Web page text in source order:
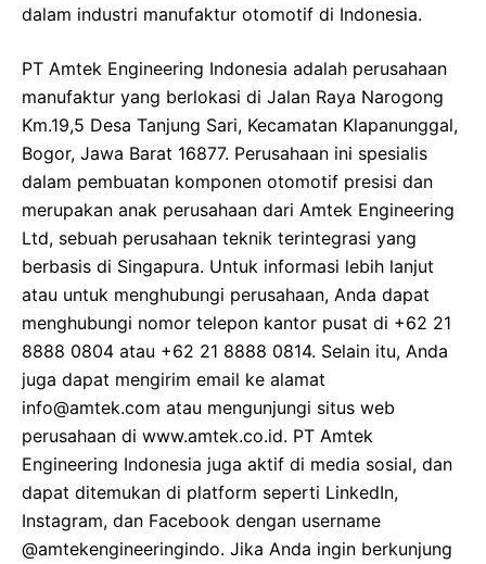
dalam industri manufaktur otomotif di Indonesia.
PT Amtek Engineering Indonesia adalah perusahaan
manufaktur yang berlokasi di Jalan Raya Narogong
Km.19,5 Desa Tanjung Sari, Kecamatan Klapanunggal,
Bogor, Jawa Barat 16877. Perusahaan ini spesialis
dalam pembuatan komponen otomotif presisi dan
merupakan anak perusahaan dari Amtek Engineering
Ltd, sebuah perusahaan teknik terintegrasi yang
berbasis di Singapura. Untuk informasi lebih lanjut
atau untuk menghubungi perusahaan, Anda dapat
menghubungi nomor telepon kantor pusat di +62 21
8888 0804 atau +62 21 8888 0814. Selain itu, Anda
juga dapat mengirim email ke alamat
info@amtek.com atau mengunjungi situs web
perusahaan di www.amtek.co.id. PT Amtek
Engineering Indonesia juga aktif di media sosial, dan
dapat ditemukan di platform seperti LinkedIn,
Instagram, dan Facebook dengan username
@amtekengineeringindo. Jika Anda ingin berkunjung